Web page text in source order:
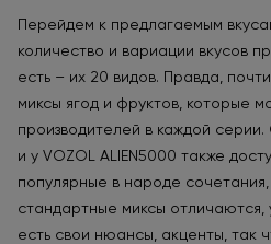
Перейдем к предлагаемым
количество и вариации вкусов
есть – их 20 видов. Правда,
миксы ягод и фруктов, которые
производителей в каждой
и у VOZOL ALIEN5000 также
популярные в народе
стандартные миксы отличаются,
есть свои нюансы, акценты, так